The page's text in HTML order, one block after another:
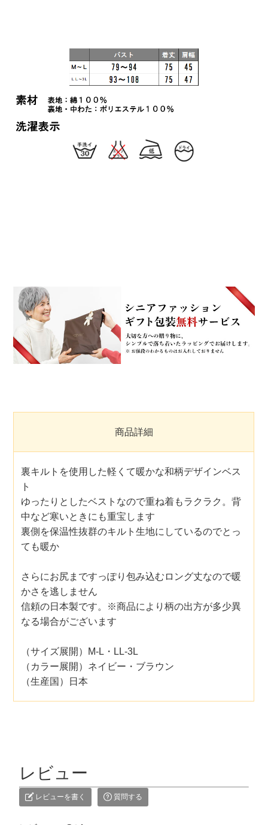
商品詳細
裏キルトを使用した軽くて暖かな和柄デザインベス
ト
ゆったりとしたベストなので重ね着もラクラク。背
中など寒いときにも重宝します
裏側を保温性抜群のキルト生地にしているのでとっ
ても暖か
さらにお尻まですっぽり包み込むロング丈なので暖
かさを逃しません
信頼の日本製です。※商品により柄の出方が多少異
なる場合がございます
（サイズ展開）M-L・LL-3L
（カラー展開）ネイビー・ブラウン
（生産国）日本
レビュー
レビューを書く 質問する